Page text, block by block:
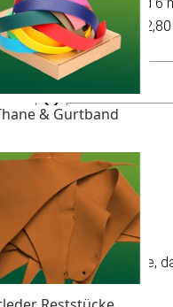
& Gurtband
Kaufen Sie 25 für
Anzahl
6 mm.
Preisen und das